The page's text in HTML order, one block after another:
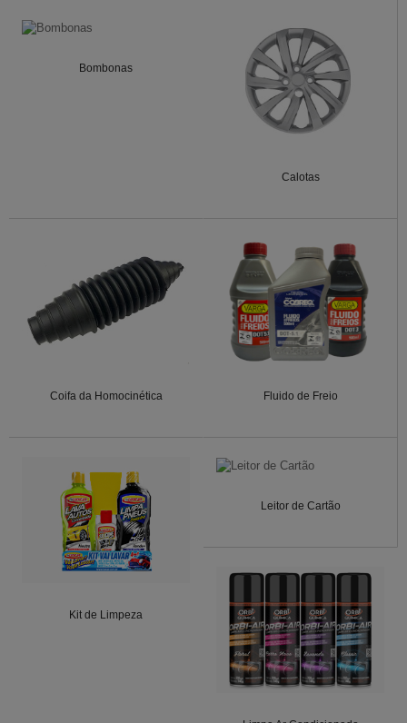
Bombonas
Calotas
Coifa da Homocinética Fluido de Freio
Kit de Limpeza
Leitor de Cartão